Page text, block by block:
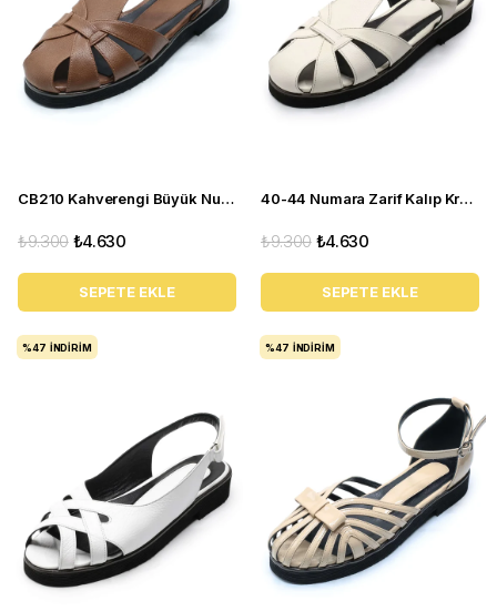
CB210 Kahverengi Büyük Numara yazlık kadın babet sandalet ayakkabı
₺4.630
₺9.300
SEPETE EKLE
40-44 Numara Zarif Kalıp Krem Yazlık Kadın Babet Sandalet CB210
₺4.630
₺9.300
SEPETE EKLE
%47 İNDIRIM %47 İNDIRIM